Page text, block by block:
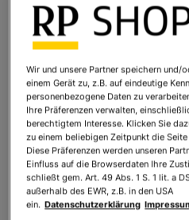
Ihr Preis:15,99 €*
* inkl. MwSt. zzgl.
Anzahl:
TEILEN SIE DIESES PRODUKT
Wir und unsere Partner speichern und/
einem Gerät zu, z.B. auf eindeutige
personenbezogene Daten zu
Ihre Präferenzen verwalten,
berechtigtem Interesse. Klicken Sie
zu einem beliebigen Zeitpunkt die
Diese Präferenzen werden unseren
Einfluss auf die Browserdaten Ihre
schließt gem. Art. 49 Abs. 1 S. 1 lit. a
außerhalb des EWR, z.B. in den USA
ein. Datenschutzerklärung